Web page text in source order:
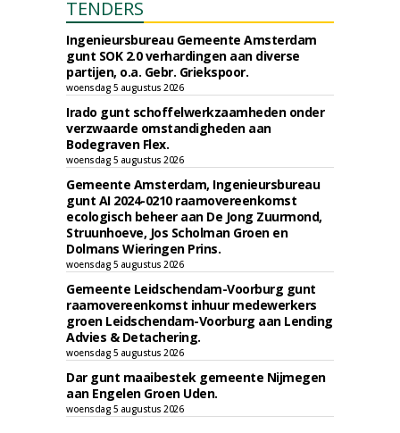
TENDERS
Ingenieursbureau Gemeente Amsterdam
gunt SOK 2.0 verhardingen aan diverse
partijen, o.a. Gebr. Griekspoor.
woensdag 5 augustus 2026
Irado gunt schoffelwerkzaamheden onder
verzwaarde omstandigheden aan
Bodegraven Flex.
woensdag 5 augustus 2026
Gemeente Amsterdam, Ingenieursbureau
gunt AI 2024-0210 raamovereenkomst
ecologisch beheer aan De Jong Zuurmond,
Struunhoeve, Jos Scholman Groen en
Dolmans Wieringen Prins.
woensdag 5 augustus 2026
Gemeente Leidschendam-Voorburg gunt
raamovereenkomst inhuur medewerkers
groen Leidschendam-Voorburg aan Lending
Advies & Detachering.
woensdag 5 augustus 2026
Dar gunt maaibestek gemeente Nijmegen
aan Engelen Groen Uden.
woensdag 5 augustus 2026